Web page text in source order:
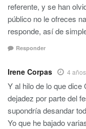
referente, y se han
público no le ofreces
responde, así de
Responder
Irene Corpas 4
Y al hilo de lo que
dejadez por parte del
supondría desandar
Yo que he bajado